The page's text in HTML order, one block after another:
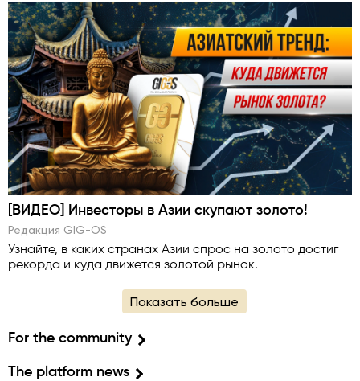
[ВИДЕО] Инвесторы в Азии скупают золото!
Редакция GlG-OS
Узнайте, в каких странах Азии спрос на золото достиг
рекорда и куда движется золотой рынок.
Показать больше
For the community
The platform news